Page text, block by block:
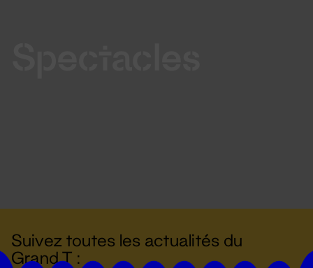
Suivez toutes les actualités du
Grand T :